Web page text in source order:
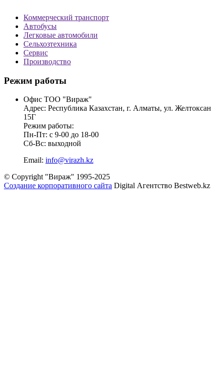
Коммерческий транспорт
Автобусы
Легковые автомобили
Сельхозтехника
Сервис
Производство
Режим работы
Офис ТОО "Вираж"
Адрес: Республика Казахстан, г. Алматы, ул. Желтоксан
15Г
Режим работы:
Пн-Пт: с 9-00 до 18-00
Сб-Вс: выходной
Email: info@virazh.kz
© Copyright "Вираж" 1995-2025
Создание корпоративного сайта Digital Агентство Bestweb.kz